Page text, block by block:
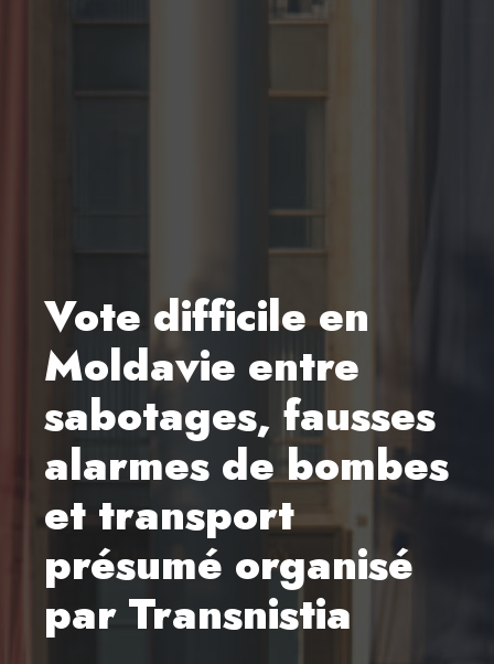
Vote difficile en
Moldavie entre
sabotages, fausses
alarmes de bombes
et transport
présumé organisé
par Transnistia